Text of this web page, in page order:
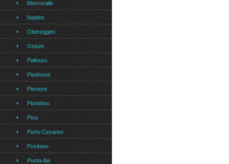
Morrovalle
Naples
Obereggen
Ostuni
Palinuro
Piedmont
Piemont
Piombino
Pisa
Porto Cesareo
Positano
Punta Ala